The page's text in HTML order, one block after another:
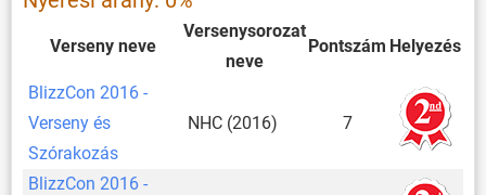
Verseny neve
Versenysorozat
neve
Pontszám Helyezés
BlizzCon 2016 -
Verseny és
Szórakozás
NHC (2016) 7
BlizzCon 2016 -